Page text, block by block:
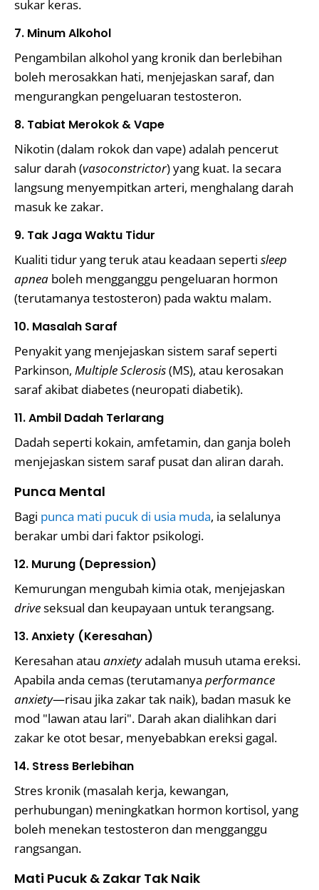
sukar keras.
7. Minum Alkohol
Pengambilan alkohol yang kronik dan berlebihan
boleh merosakkan hati, menjejaskan saraf, dan
mengurangkan pengeluaran testosteron.
8. Tabiat Merokok & Vape
Nikotin (dalam rokok dan vape) adalah pencerut
salur darah (vasoconstrictor) yang kuat. Ia secara
langsung menyempitkan arteri, menghalang darah
masuk ke zakar.
9. Tak Jaga Waktu Tidur
Kualiti tidur yang teruk atau keadaan seperti sleep
apnea boleh mengganggu pengeluaran hormon
(terutamanya testosteron) pada waktu malam.
10. Masalah Saraf
Penyakit yang menjejaskan sistem saraf seperti
Parkinson, Multiple Sclerosis(MS), atau kerosakan
saraf akibat diabetes (neuropati diabetik).
11. Ambil Dadah Terlarang
Dadah seperti kokain, amfetamin, dan ganja boleh
menjejaskan sistem saraf pusat dan aliran darah.
Punca Mental
Bagi punca mati pucuk di usia muda, ia selalunya
berakar umbi dari faktor psikologi.
12. Murung (Depression)
Kemurungan mengubah kimia otak, menjejaskan
driveseksual dan keupayaan untuk terangsang.
13. Anxiety (Keresahan)
Keresahan atau anxietyadalah musuh utama ereksi.
Apabila anda cemas (terutamanya performance
anxiety—risau jika zakar tak naik), badan masuk ke
mod "lawan atau lari". Darah akan dialihkan dari
zakar ke otot besar, menyebabkan ereksi gagal.
14. Stress Berlebihan
Stres kronik (masalah kerja, kewangan,
perhubungan) meningkatkan hormon kortisol, yang
boleh menekan testosteron dan mengganggu
rangsangan.
Mati Pucuk & Zakar Tak Naik